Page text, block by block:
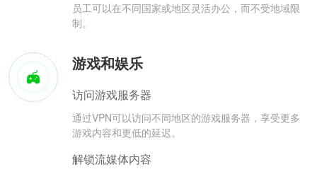
员工可以在不同国家或地区灵活办公，而不受地域限
制。
游戏和娱乐
访问游戏服务器
通过VPN可以访问不同地区的游戏服务器，享受更多
游戏内容和更低的延迟。
解锁流媒体内容